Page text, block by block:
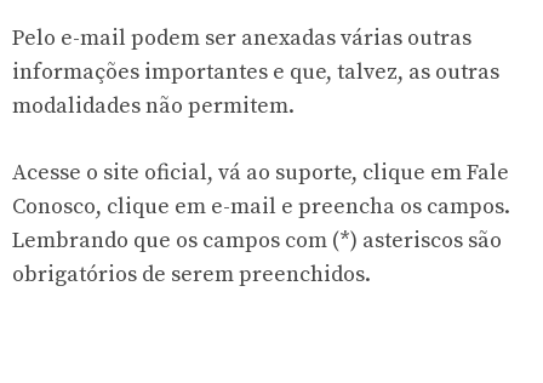
Pelo e-mail podem ser anexadas várias outras
informações importantes e que, talvez, as outras
modalidades não permitem.
Acesse o site oficial, vá ao suporte, clique emFale
Conosco, clique em e-mail e preencha os campos.
Lembrando que os campos com (*) asteriscos são
obrigatórios de serem preenchidos.